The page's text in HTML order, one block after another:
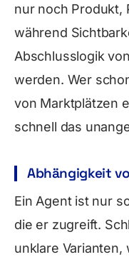
nur noch Produkt,
während
Abschlusslogik
werden. Wer
von Marktplätzen
schnell das
Abhängigkeit
Ein Agent ist nur
die er zugreift.
unklare